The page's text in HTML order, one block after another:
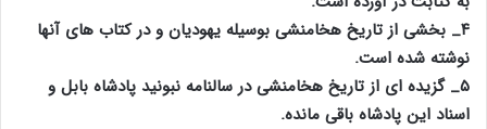
۴_ بخشی از تاریخ هخامنشی بوسیله یهودیان و در کتاب های آنها
نوشته شده است.
۵_ گزیده ای از تاریخ هخامنشی در سالنامه نبونید پادشاه بابل و
اسناد این پادشاه باقی مانده.